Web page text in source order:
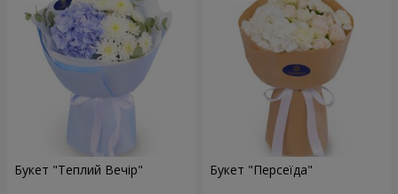
Букет "Теплий Вечір" Букет "Персеїда"